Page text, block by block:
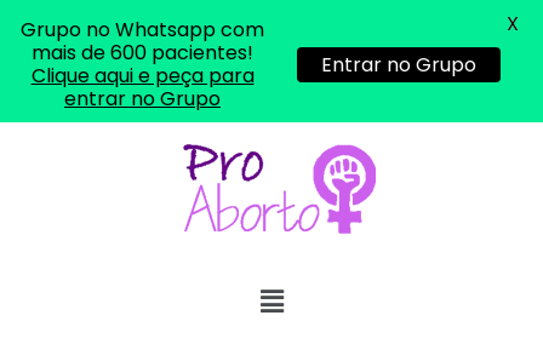
Grupo no Whatsapp com
mais de 600 pacientes!
Clique aqui e peça para
entrar no Grupo
Entrar no Grupo
X